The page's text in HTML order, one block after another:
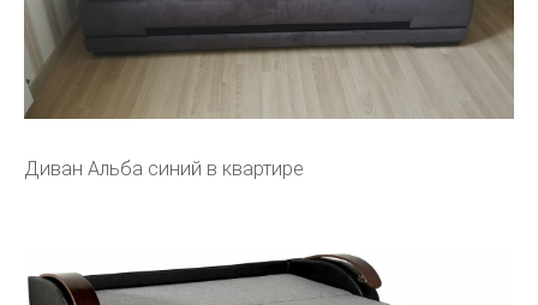
Диван Альба синий в квартире